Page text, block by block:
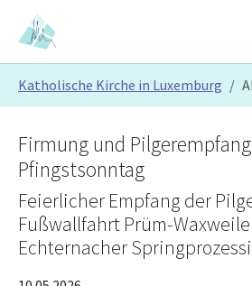
Skip to main content
Skip to page footer
Katholische Kirche in Luxemburg
Firmung und
Pfingstsonntag
Feierlicher Empfang der
Fußwallfahrt Prüm-
Echternacher